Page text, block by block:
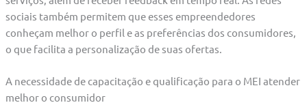
sociais também permitem que esses empreendedores
conheçam melhor o perfil e as preferências dos consumidores,
o que facilita a personalização de suas ofertas.
A necessidade de capacitação e qualificação para o MEI atender
melhor o consumidor